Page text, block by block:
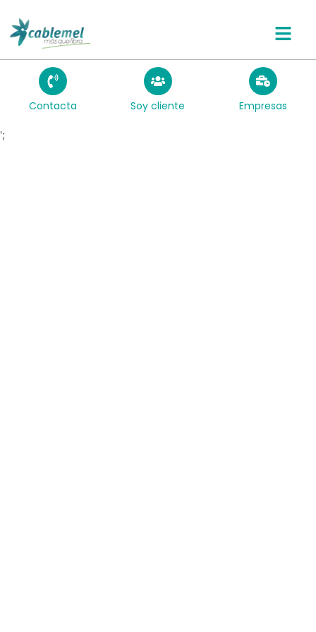
contenido
Contacta Soy cliente Empresas
';